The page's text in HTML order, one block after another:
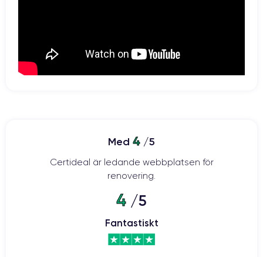
Med 4 /5
Certideal är ledande webbplatsen för
renovering.
4 /5
Fantastiskt